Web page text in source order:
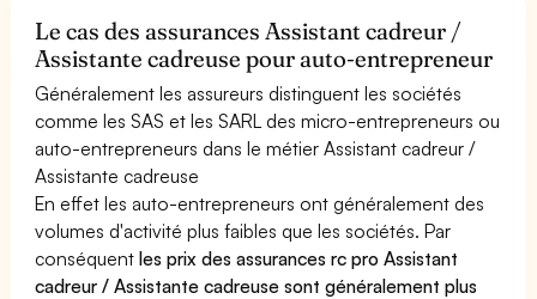
Le cas des assurances Assistant cadreur /
Assistante cadreuse pour auto-entrepreneur
Généralement les assureurs distinguent les sociétés
comme les SAS et les SARL des micro-entrepreneurs ou
auto-entrepreneurs dans le métier Assistant cadreur /
Assistante cadreuse
En effet les auto-entrepreneurs ont généralement des
volumes d'activité plus faibles que les sociétés. Par
conséquentles prix des assurances rc pro Assistant
cadreur / Assistante cadreuse sont généralement plus